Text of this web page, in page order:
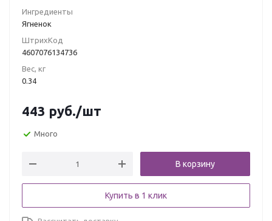
Ингредиенты
Ягненок
ШтрихКод
4607076134736
Вес, кг
0.34
443 руб./шт
Много
В корзину
Купить в 1 клик